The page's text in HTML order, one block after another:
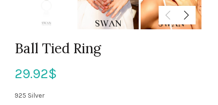
Ball Tied Ring
29.92$
925 Silver